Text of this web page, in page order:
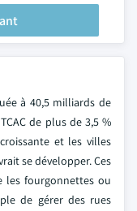
à 40,5 milliards de
de plus de 3,5 %
et les villes
se développer. Ces
les fourgonnettes ou
de gérer des rues